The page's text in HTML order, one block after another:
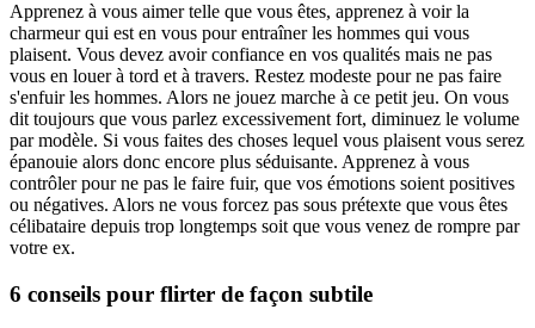
Apprenez à vous aimer telle que vous êtes, apprenez à voir la
charmeur qui est en vous pour entraîner les hommes qui vous
plaisent. Vous devez avoir confiance en vos qualités mais ne pas
vous en louer à tord et à travers. Restez modeste pour ne pas faire
s'enfuir les hommes. Alors ne jouez marche à ce petit jeu. On vous
dit toujours que vous parlez excessivement fort, diminuez le volume
par modèle. Si vous faites des choses lequel vous plaisent vous serez
épanouie alors donc encore plus séduisante. Apprenez à vous
contrôler pour ne pas le faire fuir, que vos émotions soient positives
ou négatives. Alors ne vous forcez pas sous prétexte que vous êtes
célibataire depuis trop longtemps soit que vous venez de rompre par
votre ex.
6 conseils pour flirter de façon subtile